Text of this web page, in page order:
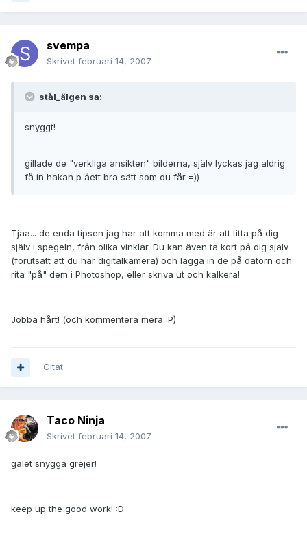
svempa
Skrivet februari 14, 2007
stål_älgen sa:
snyggt!
gillade de "verkliga ansikten" bilderna, själv lyckas jag aldrig
få in hakan p åett bra sätt som du får =))
Tjaa... de enda tipsen jag har att komma med är att titta på dig
själv i spegeln, från olika vinklar. Du kan även ta kort på dig själv
(förutsatt att du har digitalkamera) och lägga in de på datorn och
rita "på" dem i Photoshop, eller skriva ut och kalkera!
Jobba hårt! (och kommentera mera :P)
Citat
Taco Ninja
Skrivet februari 14, 2007
galet snygga grejer!
keep up the good work! :D